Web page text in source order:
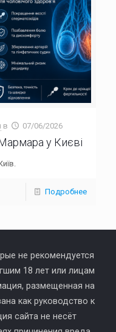
в 07/06/2026
у Києві
Подробнее
не рекомендуется
18 лет или лицам
размещенная на
как руководство к
сайта не несёт